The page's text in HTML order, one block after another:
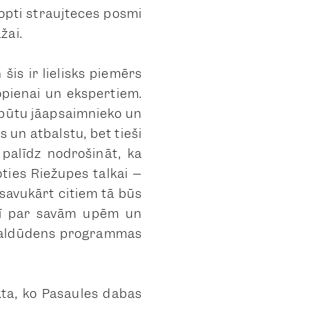
straujteces posmi
šis ir lielisks piemērs
un ekspertiem.
jāapsaimnieko un
un atbalstu, bet tieši
nodrošināt, ka
Riežupes talkai –
citiem tā būs
savām upēm un
programmas
ko Pasaules dabas